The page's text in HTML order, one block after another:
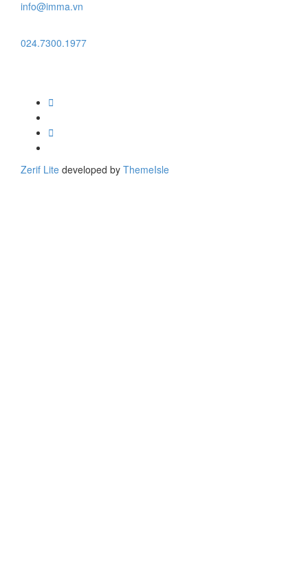
info@imma.vn
024.7300.1977
Facebook
link
Linkedin
Zerif Lite developed by ThemeIsle